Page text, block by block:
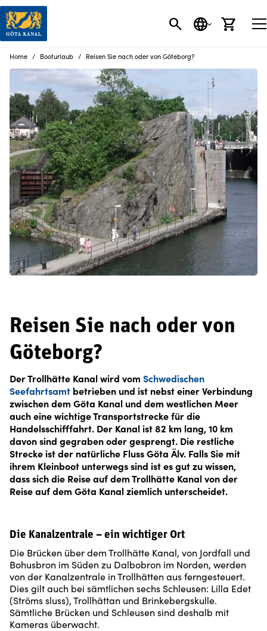
SEARCH
SPRACHE
Home Booturlaub Reisen Sie nach oder von Göteborg?
Reisen Sie nach oder von
Göteborg?
Der Trollhätte Kanal wird vom Schwedischen
Seefahrtsamt betrieben und ist nebst einer Verbindung
zwischen dem Göta Kanal und dem westlichen Meer
auch eine wichtige Transportstrecke für die
Handelsschifffahrt. Der Kanal ist 82 km lang, 10 km
davon sind gegraben oder gesprengt. Die restliche
Strecke ist der natürliche Fluss Göta Älv. Falls Sie mit
ihrem Kleinboot unterwegs sind ist es gut zu wissen,
dass sich die Reise auf dem Trollhätte Kanal von der
Reise auf dem Göta Kanal ziemlich unterscheidet.
Die Kanalzentrale – ein wichtiger Ort
Die Brücken über dem Trollhätte Kanal, von Jordfall und
Bohusbron im Süden zu Dalbobron im Norden, werden
von der Kanalzentrale in Trollhätten aus ferngesteuert.
Dies gilt auch bei sämtlichen sechs Schleusen: Lilla Edet
(Ströms sluss), Trollhättan und Brinkebergskulle.
Sämtliche Brücken und Schleusen sind deshalb mit
Kameras überwacht.